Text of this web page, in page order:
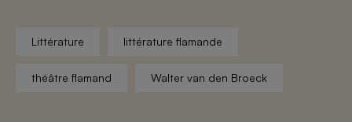
Littérature littérature flamande
théâtre flamand Walter van den Broeck